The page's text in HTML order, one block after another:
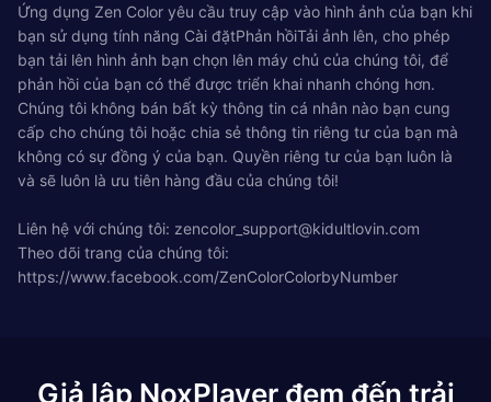
Ứng dụng Zen Color yêu cầu truy cập vào hình ảnh của bạn khi
bạn sử dụng tính năng Cài đặtPhản hồiTải ảnh lên, cho phép
bạn tải lên hình ảnh bạn chọn lên máy chủ của chúng tôi, để
phản hồi của bạn có thể được triển khai nhanh chóng hơn.
Chúng tôi không bán bất kỳ thông tin cá nhân nào bạn cung
cấp cho chúng tôi hoặc chia sẻ thông tin riêng tư của bạn mà
không có sự đồng ý của bạn. Quyền riêng tư của bạn luôn là
và sẽ luôn là ưu tiên hàng đầu của chúng tôi!
Liên hệ với chúng tôi: zencolor_support@kidultlovin.com
Theo dõi trang của chúng tôi:
https://www.facebook.com/ZenColorColorbyNumber
Giả lập NoxPlayer đem đến trải